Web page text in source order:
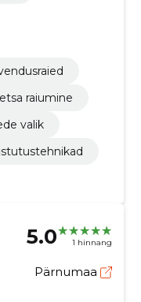
raiumine
valik
istutustehnikad
5.0 1 hinnang
Pärnumaa